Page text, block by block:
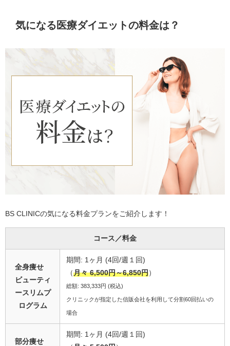
気になる医療ダイエットの料金は？
BS CLINICの気になる料金プランをご紹介します！
コース／料金
全身痩せ
ビューティ
ースリムプ
ログラム
期間: 1ヶ月 (4回/週１回)
（月々 6,500円～6,850円）
総額: 383,333円 (税込)
クリニックが指定した信販会社を利用して分割60回払いの
場合
部分痩せ
期間: 1ヶ月 (4回/週１回)